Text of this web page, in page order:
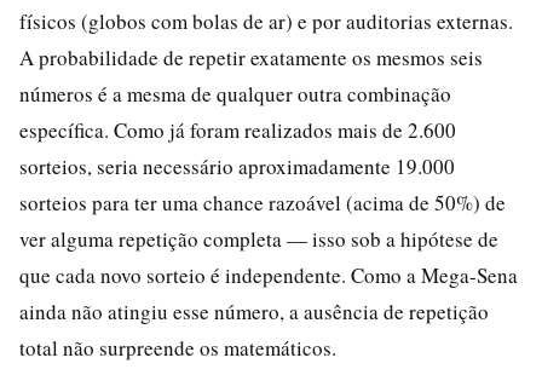
físicos (globos com bolas de ar) e por auditorias externas.
A probabilidade de repetir exatamente os mesmos seis
números é a mesma de qualquer outra combinação
específica. Como já foram realizados mais de 2.600
sorteios, seria necessário aproximadamente 19.000
sorteios para ter uma chance razoável (acima de 50%) de
ver alguma repetição completa — isso sob a hipótese de
que cada novo sorteio é independente. Como a Mega-Sena
ainda não atingiu esse número, a ausência de repetição
total não surpreende os matemáticos.